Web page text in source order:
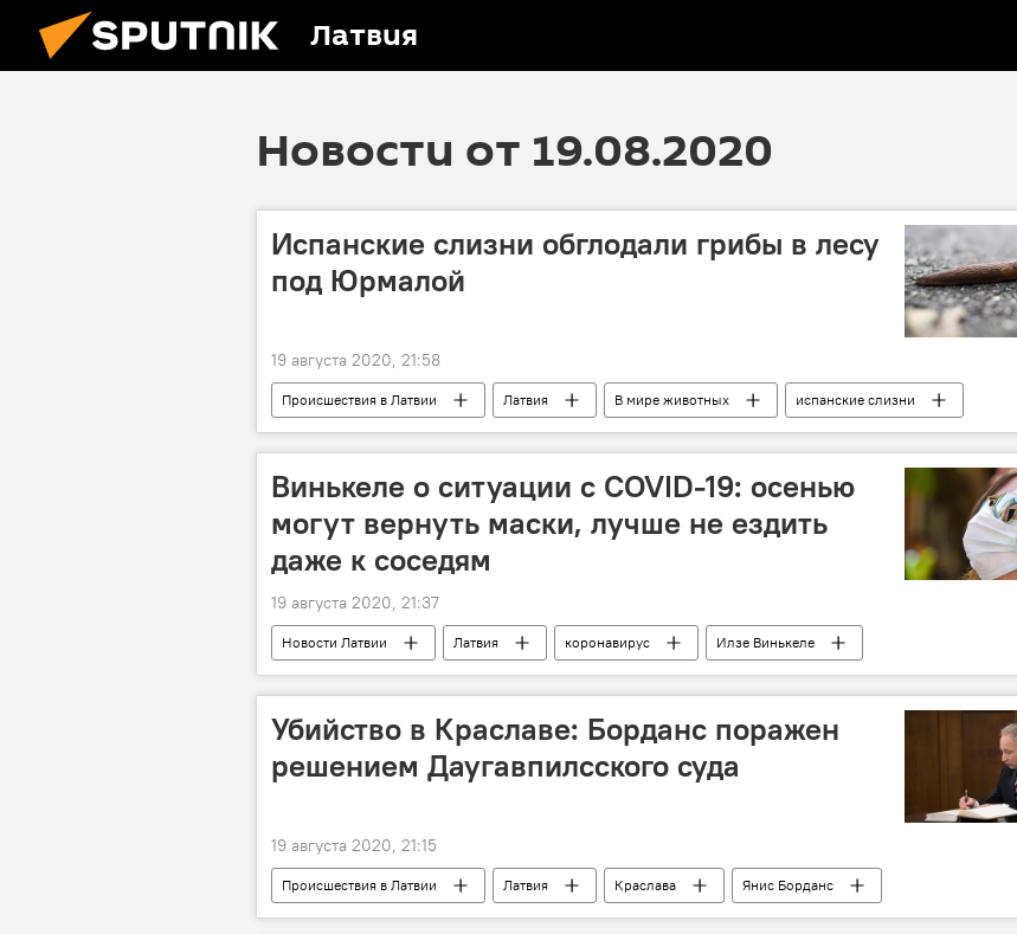
Латвия
Новости от 19.08.2020
Испанские слизни обглодали грибы в лесу
под Юрмалой
19 августа 2020, 21:58
Происшествия в Латвии Латвия В мире животных испанские слизни
Винькеле о ситуации с COVID-19: осенью
могут вернуть маски, лучше не ездить
даже к соседям
19 августа 2020, 21:37
Новости Латвии Латвия коронавирус
Илзе Винькеле
Минздрав Латвии
Убийство в Краславе: Борданс поражен
решением Даугавпилсского суда
19 августа 2020, 21:15
Происшествия в Латвии Латвия Краслава Янис Борданс